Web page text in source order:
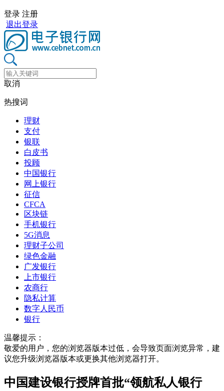
登录 注册
退出登录
取消
热搜词
理财
支付
银联
白皮书
投顾
中国银行
网上银行
征信
CFCA
区块链
手机银行
5G消息
理财子公司
绿色金融
广发银行
上市银行
农商行
隐私计算
数字人民币
银行
温馨提示：
敬爱的用户，您的浏览器版本过低，会导致页面浏览异常，建
议您升级浏览器版本或更换其他浏览器打开。
中国建设银行授牌首批“领航私人银行